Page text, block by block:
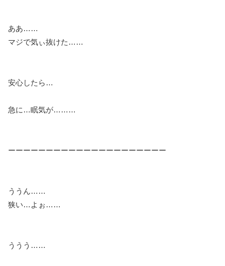
ああ……
マジで気ぃ抜けた……
安心したら…
急に…眠気が………
ーーーーーーーーーーーーーーーーーーーーー
ううん……
狭い…よぉ……
ううう……